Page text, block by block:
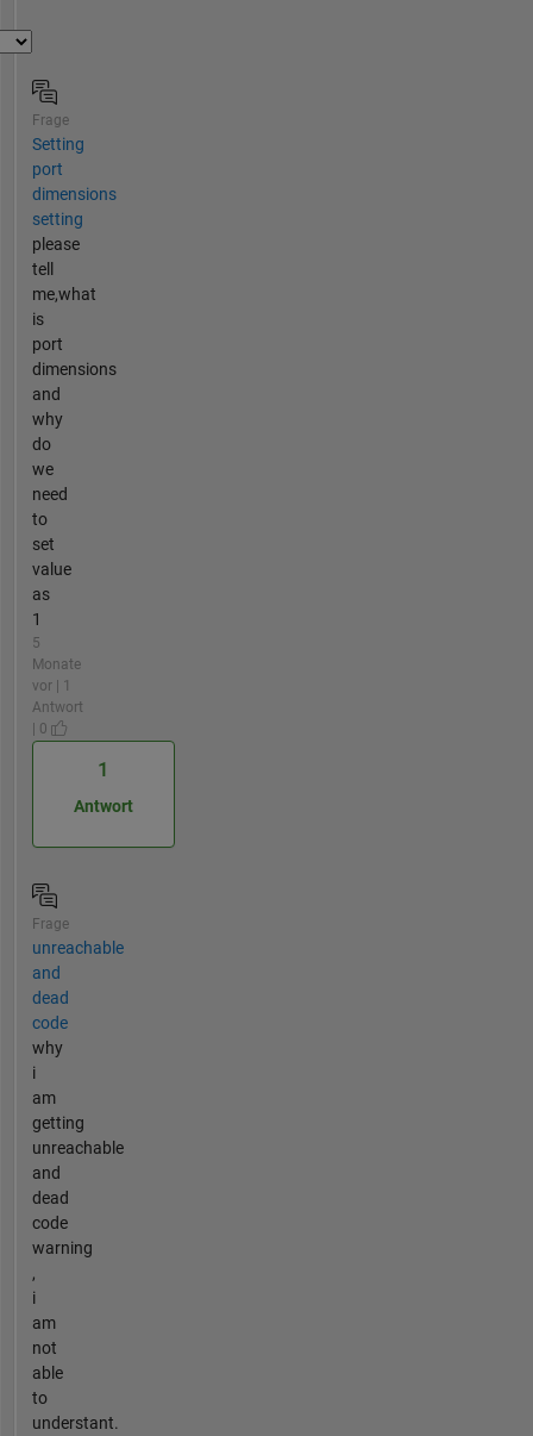
Frage
Setting
port
dimensions
setting
please
tell
me,what
is
port
dimensions
and
why
do
we
need
to
set
value
as
1
5
Monate
vor | 1
Antwort
| 0
1
Antwort
Frage
unreachable
and
dead
code
why
i
am
getting
unreachable
and
dead
code
warning
,
i
am
not
able
to
understant.